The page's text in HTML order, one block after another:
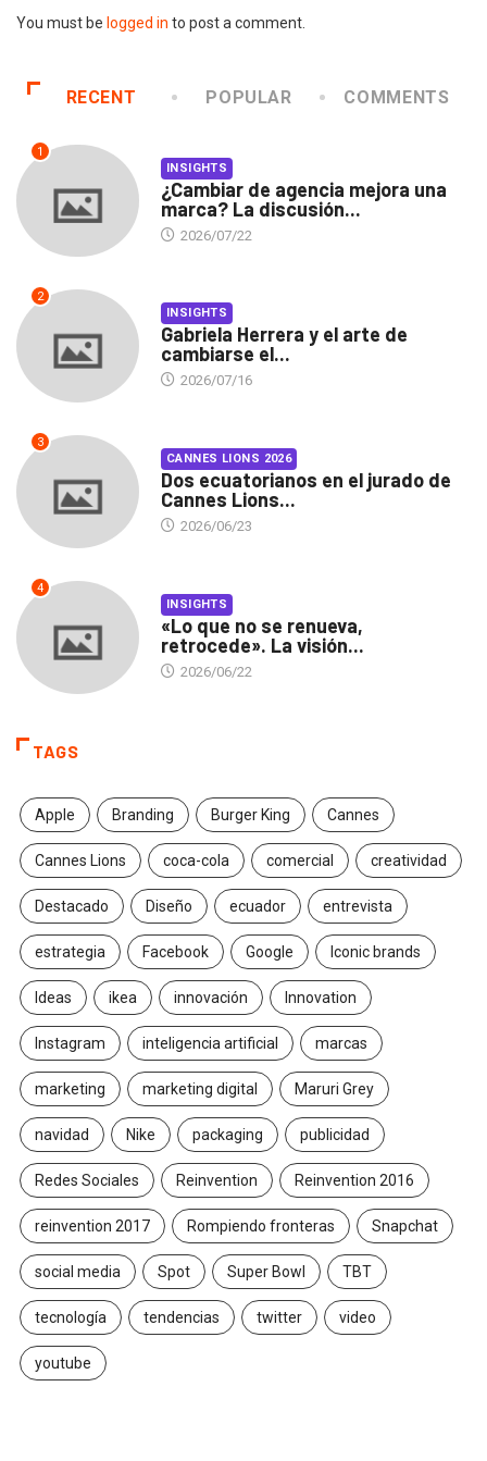
You must be logged in to post a comment.
RECENT POPULAR COMMENTS
1
INSIGHTS
¿Cambiar de agencia mejora una
marca? La discusión...
2026/07/22
2
INSIGHTS
Gabriela Herrera y el arte de
cambiarse el...
2026/07/16
3
CANNES LIONS 2026
Dos ecuatorianos en el jurado de
Cannes Lions...
2026/06/23
4
INSIGHTS
«Lo que no se renueva,
retrocede». La visión...
2026/06/22
TAGS
Apple Branding Burger King Cannes
Cannes Lions coca-cola comercial creatividad
Destacado Diseño ecuador entrevista
estrategia Facebook Google Iconic brands
Ideas ikea innovación Innovation
Instagram inteligencia artificial marcas
marketing marketing digital Maruri Grey
navidad Nike packaging publicidad
Redes Sociales Reinvention Reinvention 2016
reinvention 2017 Rompiendo fronteras Snapchat
social media Spot Super Bowl TBT
tecnología tendencias twitter video
youtube